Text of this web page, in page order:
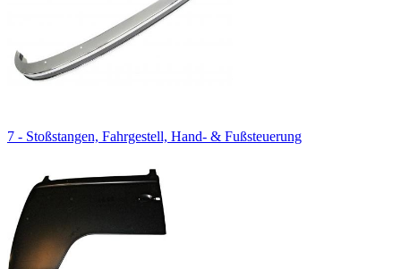
7 - Stoßstangen, Fahrgestell, Hand- & Fußsteuerung